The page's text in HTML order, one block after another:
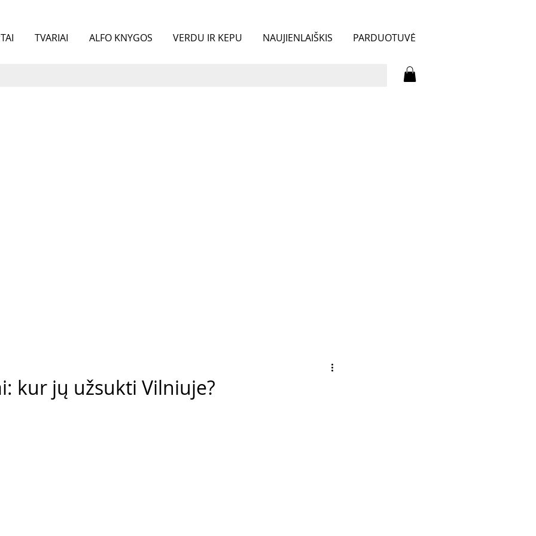
TVARIAI ALFO KNYGOS VERDU IR KEPU NAUJIENLAIŠKIS PARDUOTUVĖ
kur jų užsukti Vilniuje?